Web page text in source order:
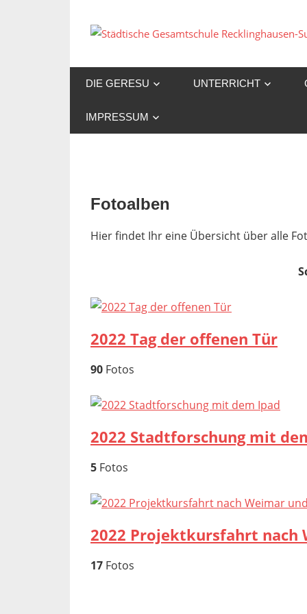
Inhalt
DIE GERESU UNTERRICHT
IMPRESSUM
Fotoalben
Hier findet Ihr eine Übersicht über alle
2022 Tag der offenen Tür
90 Fotos
2022 Stadtforschung mit
5 Fotos
2022 Projektkursfahrt nach
17 Fotos